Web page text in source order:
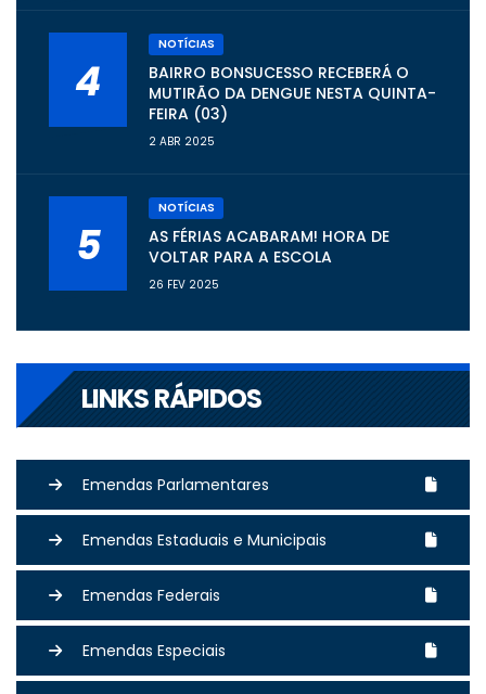
4
NOTÍCIAS
BAIRRO BONSUCESSO RECEBERÁ O
MUTIRÃO DA DENGUE NESTA QUINTA-
FEIRA (03)
2 ABR 2025
5
NOTÍCIAS
AS FÉRIAS ACABARAM! HORA DE
VOLTAR PARA A ESCOLA
26 FEV 2025
LINKS RÁPIDOS
Emendas Parlamentares
Emendas Estaduais e Municipais
Emendas Federais
Emendas Especiais